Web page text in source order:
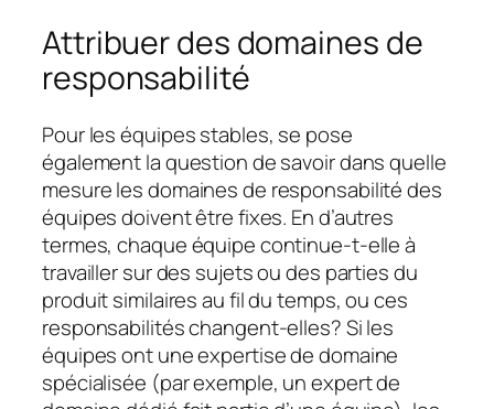
Attribuer des domaines de
responsabilité
Pour les équipes stables, se pose
également la question de savoir dans quelle
mesure les domaines de responsabilité des
équipes doivent être fixes. En d’autres
termes, chaque équipe continue-t-elle à
travailler sur des sujets ou des parties du
produit similaires au fil du temps, ou ces
responsabilités changent-elles? Si les
équipes ont une expertise de domaine
spécialisée (par exemple, un expert de